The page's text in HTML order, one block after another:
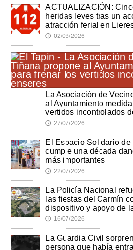
ACTUALIZACIÓN:
heridas leves tras un
atracción ferial en
🕔 02/08/2026
La Asociación de
al Ayuntamiento
vertidos incontrolados
🕔 27/07/2026
El Espacio Solidario
cumple una década
más importantes
🕔 22/07/2026
La Policía Nacional
las fiestas del Carmín
dispositivo y apoyo de
🕔 16/07/2026
La Guardia Civil
persona que había